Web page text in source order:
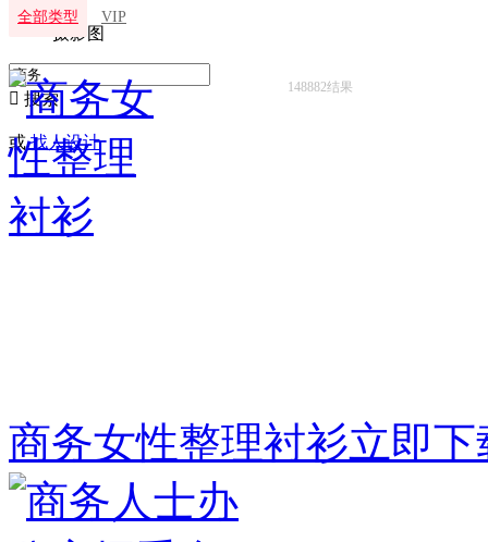
全部
摄影图
 搜索
148882结果
或 找人设计
全部类型 VIP
商务女性整理衬衫立即下